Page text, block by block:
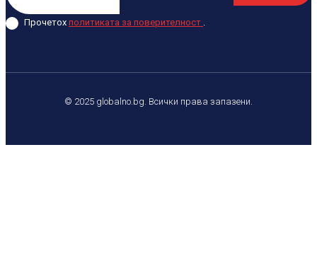
Прочетох политиката за поверителност .
© 2025 globalno.bg. Всички права запазени.